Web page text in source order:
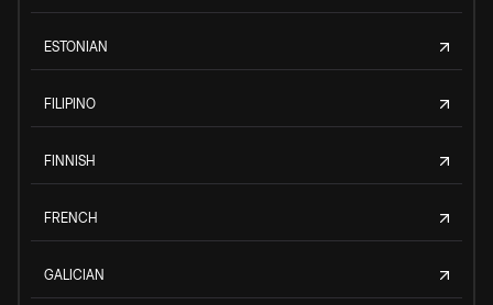
ESTONIAN
FILIPINO
FINNISH
FRENCH
GALICIAN